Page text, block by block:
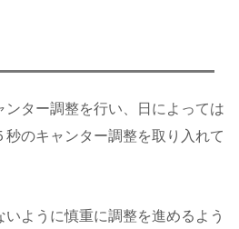
ンター調整を行い、日によっては
のキャンター調整を取り入れて
いように慎重に調整を進めるよう